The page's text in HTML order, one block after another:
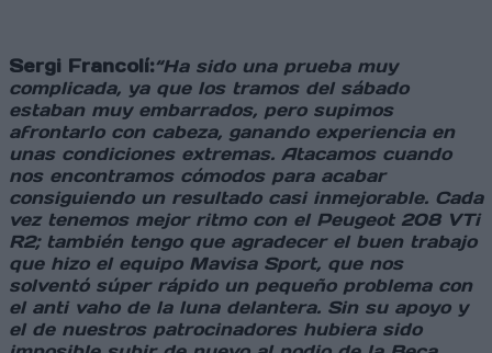
Sergi Francolí:“Ha sido una prueba muy
complicada, ya que los tramos del sábado
estaban muy embarrados, pero supimos
afrontarlo con cabeza, ganando experiencia en
unas condiciones extremas. Atacamos cuando
nos encontramos cómodos para acabar
consiguiendo un resultado casi inmejorable. Cada
vez tenemos mejor ritmo con el Peugeot 208 VTi
R2; también tengo que agradecer el buen trabajo
que hizo el equipo Mavisa Sport, que nos
solventó súper rápido un pequeño problema con
el anti vaho de la luna delantera. Sin su apoyo y
el de nuestros patrocinadores hubiera sido